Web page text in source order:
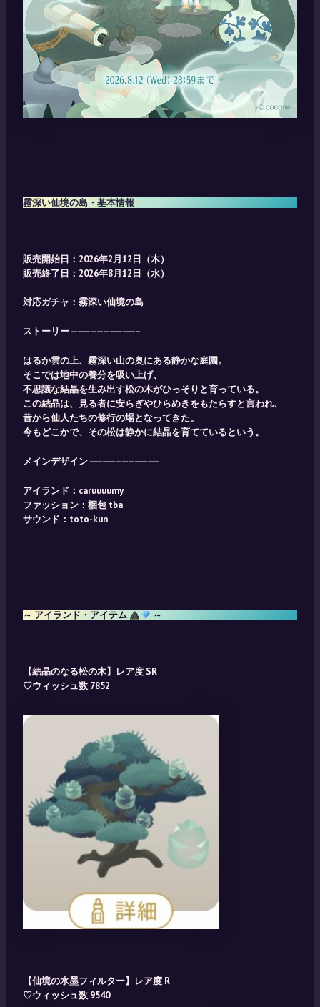
霧深い仙境の島・基本情報
販売開始日：2026年2月12日（木）
販売終了日：2026年8月12日（水）
対応ガチャ：霧深い仙境の島
ストーリー ——————————–
はるか雲の上、霧深い山の奥にある静かな庭園。
そこでは地中の養分を吸い上げ、
不思議な結晶を生み出す松の木がひっそりと育っている。
この結晶は、見る者に安らぎやひらめきをもたらすと言われ、
昔から仙人たちの修行の場となってきた。
今もどこかで、その松は静かに結晶を育てているという。
メインデザイン ——————————–
アイランド：caruuuumy
ファッション：梱包 tba
サウンド：toto-kun
～ アイランド・アイテム ～
【結晶のなる松の木】レア度 SR
♡ウィッシュ数 7852
【仙境の水墨フィルター】レア度 R
♡ウィッシュ数 9540